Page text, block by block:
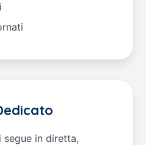
in diretta,